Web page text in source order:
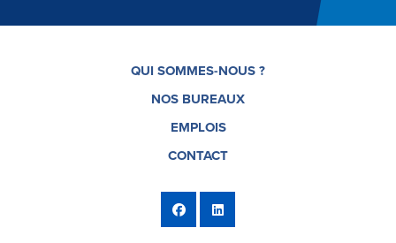
QUI SOMMES-NOUS ?
NOS BUREAUX
EMPLOIS
CONTACT